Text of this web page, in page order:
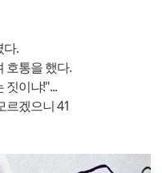
다.
호통을 했다.
짓이냐!"...
르겠으니 41